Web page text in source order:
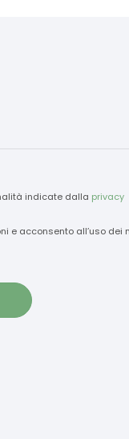
indicate dalla privacy
e acconsento all’uso dei